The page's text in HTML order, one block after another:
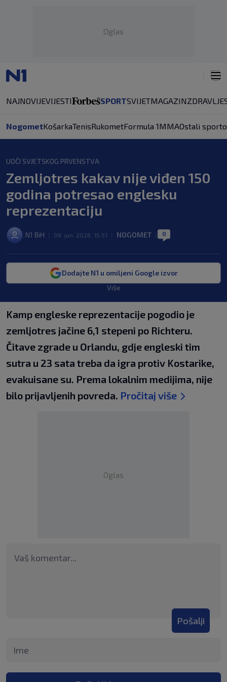
Oglas
NAJNOVIJEVIJESTI SPORTSVIJETMAGAZINZDRAVLJE
NogometKošarkaTenisRukometFormula 1MMAOstali
UOČI SVJETSKOG PRVENSTVA
Zemljotres kakav nije viđen 150
godina potresao englesku
reprezentaciju
N1 BiH 09. jun. 2026. 15:51 NOGOMET 0
Dodajte N1 u omiljeni Google izvor
Više
Kamp engleske reprezentacije pogodio je
zemljotres jačine 6,1 stepeni po Richteru.
Čitave zgrade u Orlandu, gdje engleski tim
sutra u 23 sata treba da igra protiv Kostarike,
evakuisane su. Prema lokalnim medijima, nije
bilo prijavljenih povreda. Pročitaj više
Oglas
Pošalji